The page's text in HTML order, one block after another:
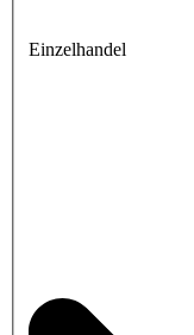
Einzelhandel